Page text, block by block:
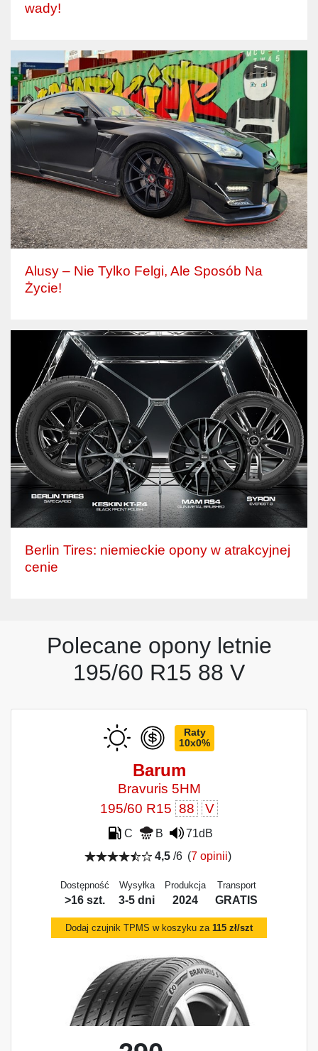
wady!
Alusy – Nie Tylko Felgi, Ale Sposób Na
Życie!
Berlin Tires: niemieckie opony w atrakcyjnej
cenie
Polecane opony letnie
195/60 R15 88 V
Raty
10x0%
Barum
Bravuris 5HM
195/60 R15 88 V
C B
71dB
4,5 /6 (7 opinii)
Dostępność
>16 szt.
Wysyłka
3-5 dni
Produkcja
2024
Transport
GRATIS
Dodaj czujnik TPMS w koszyku za 115 zł/szt